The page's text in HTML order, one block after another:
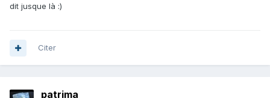
dit jusque là :)
Citer
patrima